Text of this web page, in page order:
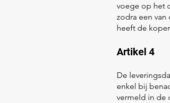
voege op het
zodra een
heeft de
Artikel 4
De
enkel bij
vermeld in de